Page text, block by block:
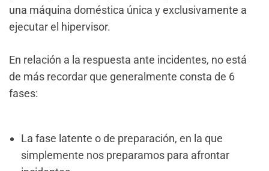
una máquina doméstica única y exclusivamente a
ejecutar el hipervisor.
En relación a la respuesta ante incidentes, no está
de más recordar que generalmente consta de 6
fases:
La fase latente o de preparación, en la que
simplemente nos preparamos para afrontar